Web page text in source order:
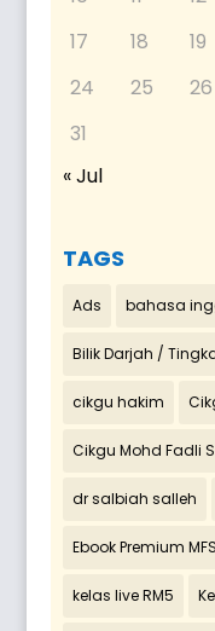
17
18 19
24
25 26
31
« Jul
TAGS
Ads bahasa
Bilik Darjah /
cikgu hakim
Cikgu Mohd Fadli
dr salbiah salleh
Ebook Premium MFS
kelas live RM5